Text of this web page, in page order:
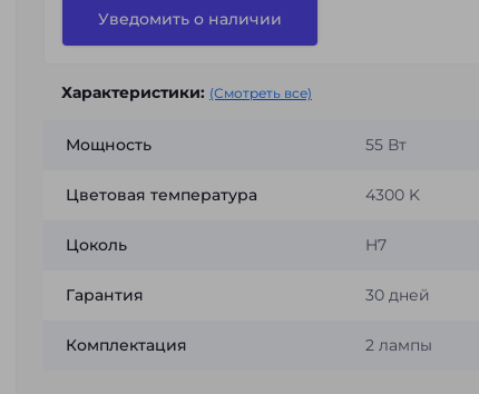
Уведомить о наличии
Характеристики: (Смотреть все)
Мощность 55 Вт
Цветовая температура 4300 K
Цоколь H7
Гарантия 30 дней
Комплектация 2 лампы